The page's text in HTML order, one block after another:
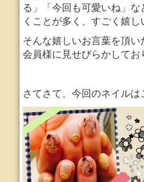
る」「今回も可愛いね」
くことが多く、すごく嬉し
そんな嬉しいお言葉を頂
会員様に見せびらかしてお
さてさて、今回のネイルは